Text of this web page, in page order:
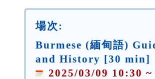
場次:
Burmese (緬甸語)
and History [30 min]
2025/03/09 10:30